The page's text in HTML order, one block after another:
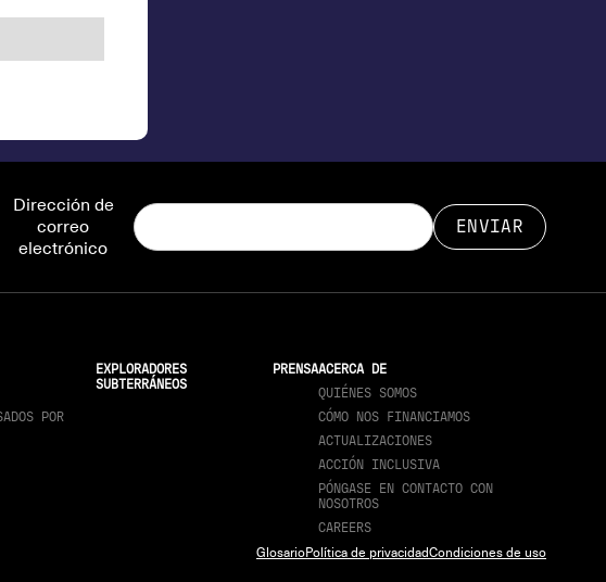
Dirección de
correo
electrónico
POR
EXPLORADORES
SUBTERRÁNEOS
PRENSAACERCA DE
QUIÉNES SOMOS
CÓMO NOS FINANCIAMOS
ACTUALIZACIONES
ACCIÓN INCLUSIVA
PÓNGASE EN CONTACTO CON
NOSOTROS
CAREERS
GlosarioPolítica de privacidadCondiciones de uso